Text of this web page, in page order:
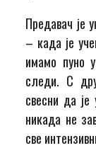
Предавач је
– када је
имамо пуно
следи. С
свесни да је
никада не
све